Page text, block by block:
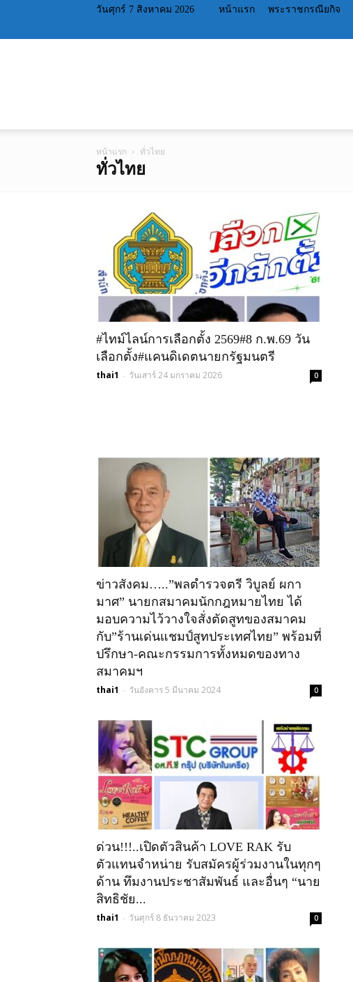
วันศุกร์ 7 สิงหาคม 2026 หน้าแรก พระราชกรณียกิจ
หน้าแรก ทั่วไทย
ทั่วไทย
#ไทม์ไลน์การเลือกตั้ง 2569#8 ก.พ.69 วัน
เลือกตั้ง#แคนดิเดตนายกรัฐมนตรี
thai1 - วันเสาร์ 24 มกราคม 2026 0
ข่าวสังคม…..”พลตำรวจตรี วิบูลย์ ผกา
มาศ” นายกสมาคมนักกฎหมายไทย ได้
มอบความไว้วางใจสั่งตัดสูทของสมาคม
กับ”ร้านเด่นแชมป์สูทประเทศไทย” พร้อมที่
ปรึกษา-คณะกรรมการทั้งหมดของทาง
สมาคมฯ
thai1 - วันอังคาร 5 มีนาคม 2024 0
ด่วน!!!..เปิดตัวสินค้า LOVE RAK รับ
ตัวแทนจำหน่าย รับสมัครผู้ร่วมงานในทุกๆ
ด้าน ทึมงานประชาสัมพันธ์ และอื่นๆ “นาย
สิทธิชัย...
thai1 - วันศุกร์ 8 ธันวาคม 2023 0